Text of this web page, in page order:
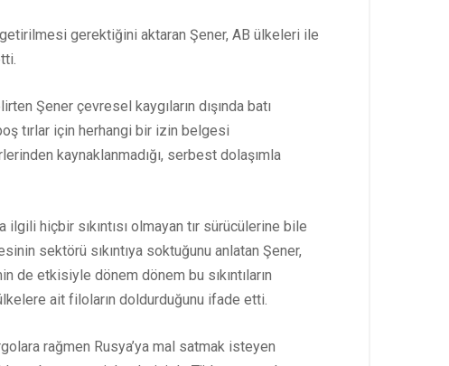
getirilmesi gerektiğini aktaran Şener, AB ülkeleri ile
Şener çevresel kaygıların dışında batı
boş tırlar için herhangi bir izin belgesi
kaynaklanmadığı, serbest dolaşımla
hiçbir sıkıntısı olmayan tır sürücülerine bile
sektörü sıkıntıya soktuğunu anlatan Şener,
de etkisiyle dönem dönem bu sıkıntıların
ait filoların doldurduğunu ifade etti.
rağmen Rusya’ya mal satmak isteyen